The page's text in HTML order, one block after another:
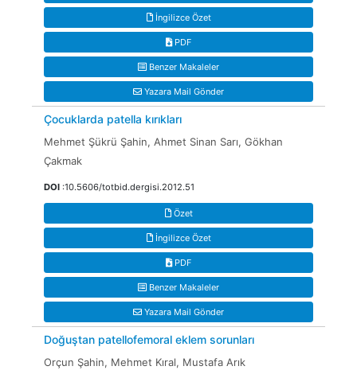
İngilizce Özet
PDF
Benzer Makaleler
Yazara Mail Gönder
Çocuklarda patella kırıkları
Mehmet Şükrü Şahin, Ahmet Sinan Sarı, Gökhan
Çakmak
DOI :10.5606/totbid.dergisi.2012.51
Özet
İngilizce Özet
PDF
Benzer Makaleler
Yazara Mail Gönder
Doğuştan patellofemoral eklem sorunları
Orçun Şahin, Mehmet Kıral, Mustafa Arık